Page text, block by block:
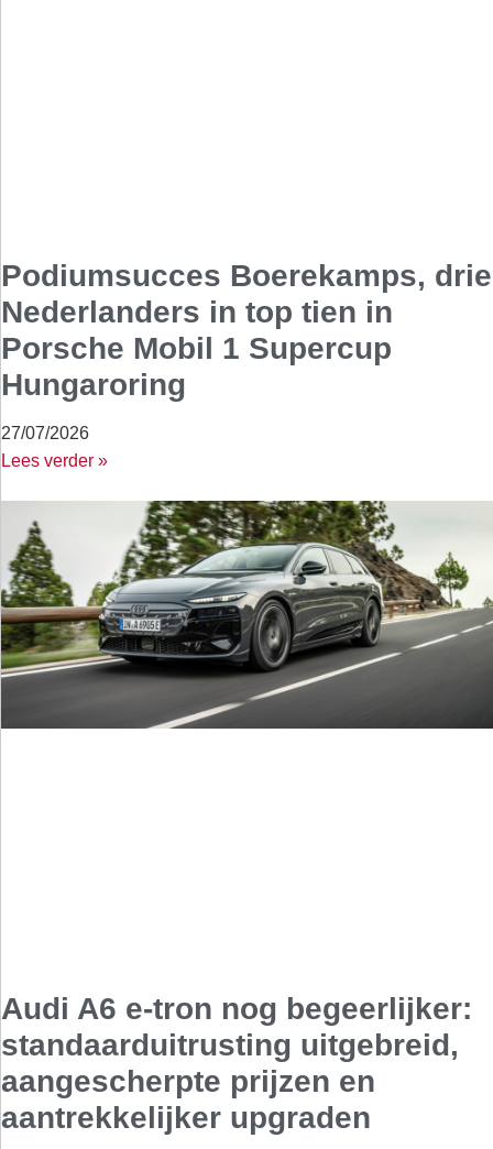
Podiumsucces Boerekamps, drie
Nederlanders in top tien in
Porsche Mobil 1 Supercup
Hungaroring
27/07/2026
Lees verder »
Audi A6 e-tron nog begeerlijker:
standaarduitrusting uitgebreid,
aangescherpte prijzen en
aantrekkelijker upgraden